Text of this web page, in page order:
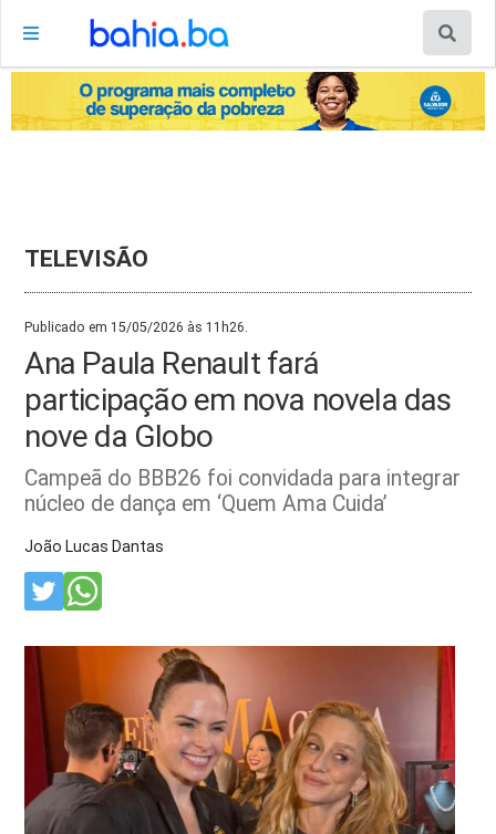
TELEVISÃO
Publicado em 15/05/2026 às 11h26.
Ana Paula Renault fará
participação em nova novela das
nove da Globo
Campeã do BBB26 foi convidada para integrar
núcleo de dança em ‘Quem Ama Cuida’
João Lucas Dantas